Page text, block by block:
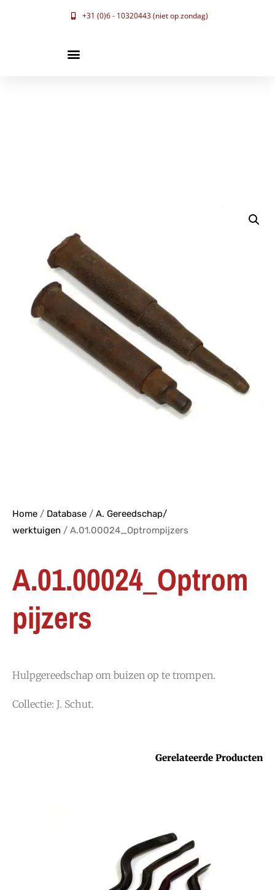
+31 (0)6 - 10320443 (niet op zondag)
Home / Database / A. Gereedschap/
werktuigen / A.01.00024_Optrompijzers
A.01.00024_Optrom
pijzers
Hulpgereedschap om buizen op te trompen.
Collectie: J. Schut.
Gerelateerde Producten